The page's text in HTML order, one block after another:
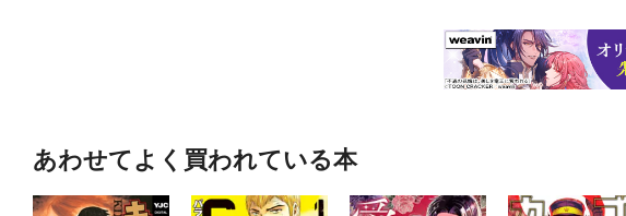
あわせてよく買われている本